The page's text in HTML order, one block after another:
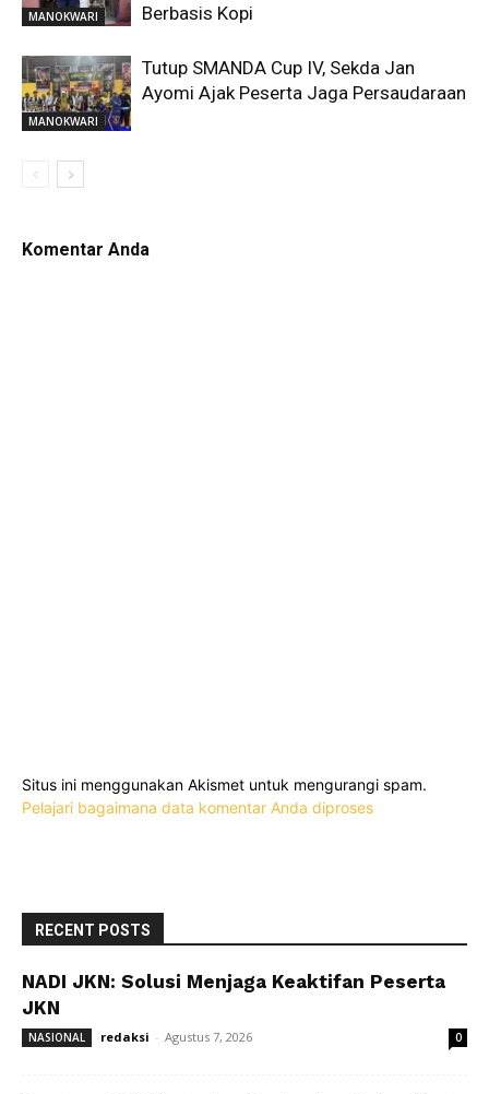
MANOKWARI Berbasis Kopi
MANOKWARI
Tutup SMANDA Cup IV, Sekda Jan
Ayomi Ajak Peserta Jaga Persaudaraan
Komentar Anda
Situs ini menggunakan Akismet untuk mengurangi spam.
Pelajari bagaimana data komentar Anda diproses
RECENT POSTS
NADI JKN: Solusi Menjaga Keaktifan Peserta
JKN
NASIONAL redaksi - Agustus 7, 2026 0